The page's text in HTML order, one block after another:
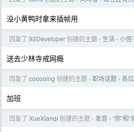
没小黄鸭时拿来插帧用
回复了 92Developer创建的主题 › 生活 › 小侄
送去少林寺戒网瘾
回复了 cooooing 创建的主题 › 职场话题 › 各
加班
回复了 XueXianqi 创建的主题 › 发音 › “你”和